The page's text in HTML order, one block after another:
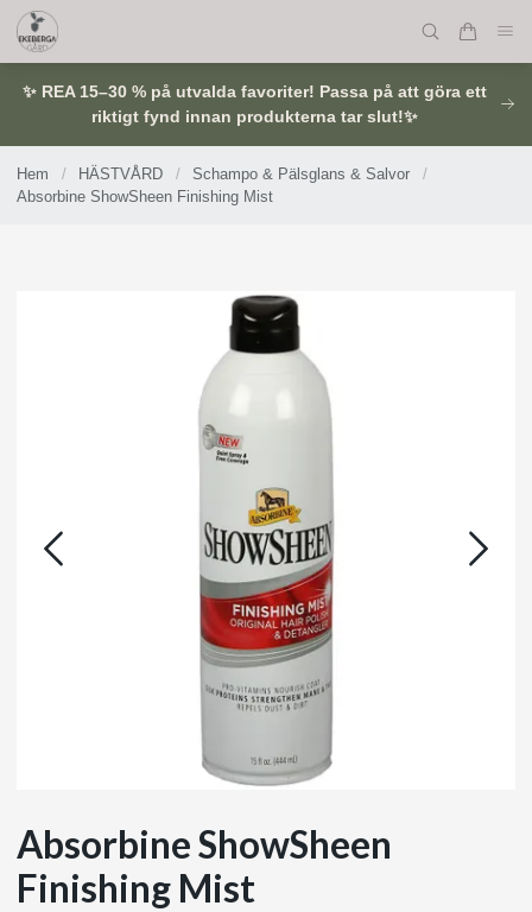
✨ REA 15–30 % på utvalda favoriter! Passa på att göra ett
riktigt fynd innan produkterna tar slut!✨
Hem / HÄSTVÅRD / Schampo & Pälsglans & Salvor
/
Absorbine ShowSheen Finishing Mist
Absorbine ShowSheen
Finishing Mist